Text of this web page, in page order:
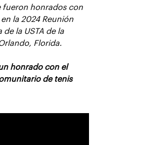
fueron honrados con
la 2024 Reunión
la USTA de la
Florida.
honrado con el
de tenis